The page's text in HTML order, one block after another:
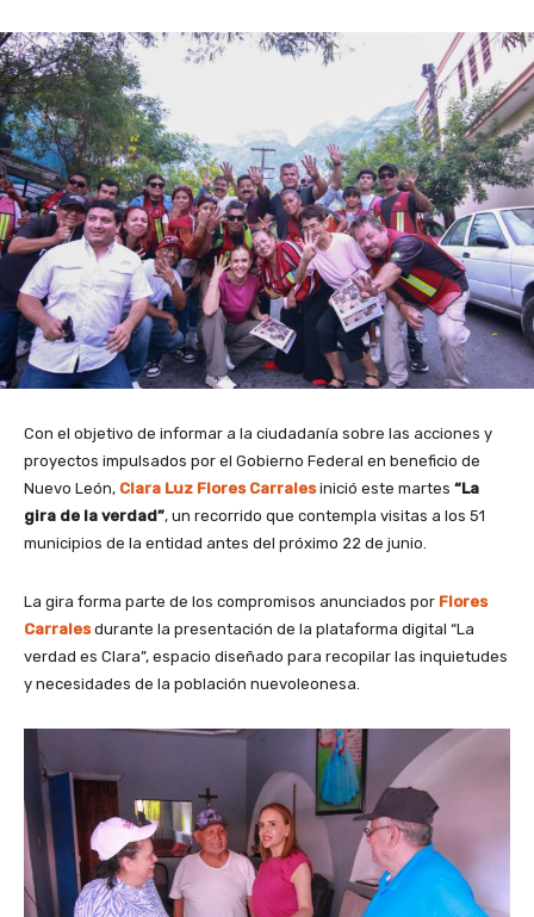
Con el objetivo de informar a la ciudadanía sobre las acciones y
proyectos impulsados por el Gobierno Federal en beneficio de
Nuevo León, Clara Luz Flores Carralesinició este martes “La
gira de la verdad”, un recorrido que contempla visitas a los 51
municipios de la entidad antes del próximo 22 de junio.
La gira forma parte de los compromisos anunciados por Flores
Carralesdurante la presentación de la plataforma digital “La
verdad es Clara”, espacio diseñado para recopilar las inquietudes
y necesidades de la población nuevoleonesa.